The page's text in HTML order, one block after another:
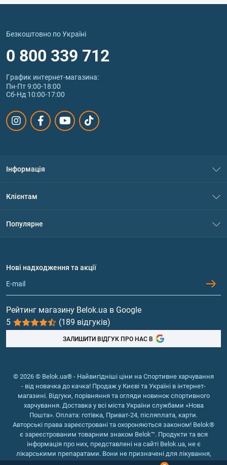
Безкоштовно по Україні
0 800 339 712
График интернет‑магазина:
Пн-Пт 9:00-18:00
Сб-Нд 10:00-17:00
Інформація
Політика конфіденційності
Обмін та повернення
Клієнтам
Популярне
Протеїн
Гейнери
Вітаміни та мінерали
Риб'ячий жир, жирні кислоти
Нові надходження та акції
Рейтинг магазину Belok.ua в Google
5
(189 відгуків)
ЗАЛИШИТИ ВІДГУК ПРО НАС В
© 2026 © Belok.ua® - Найвигідніші ціни на Спортивне харчування
- від новачка до качка! Продаж у Києві та Україні в інтернет-
магазині. Відгуки, порівняння та огляди новинок спортивного
харчування. Доставка у всі міста України службами «Нова
Пошта». Оплата: готівка, Приват-24, післяплата, карти.
Авторські права зареєстровані та охороняються законом! Belok®
є зареєстрованим товарним знаком Belok™. Продукти та вся
інформація про них, представлені на сайті Belok.ua, не є
лікарськими препаратами. Вони не призначені для лікування,
зняття симптомів та запобігання хворобам.